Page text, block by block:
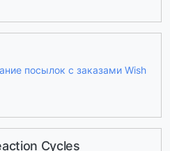
посылок с заказами Wish
Cycles